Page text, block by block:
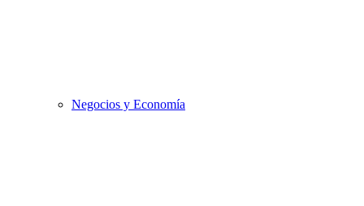
Negocios y Economía